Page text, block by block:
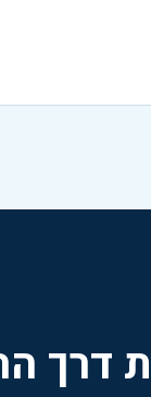
דרך